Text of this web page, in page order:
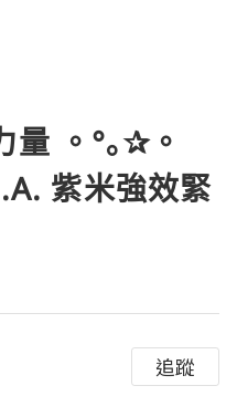
量 。°｡✰。
紫米強效緊
追蹤